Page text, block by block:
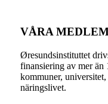
VÅRA
Øresundsinstituttet
finansiering av mer än
kommuner,
näringslivet.